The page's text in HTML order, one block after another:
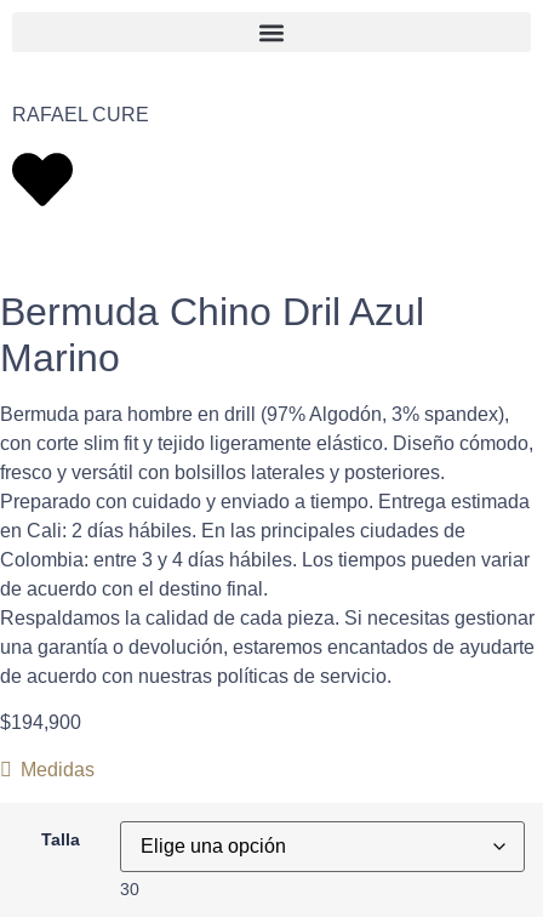
RAFAEL CURE
Bermuda Chino Dril Azul
Marino
Bermuda para hombre en drill (97% Algodón, 3% spandex),
con corte slim fit y tejido ligeramente elástico. Diseño cómodo,
fresco y versátil con bolsillos laterales y posteriores.
Preparado con cuidado y enviado a tiempo. Entrega estimada
en Cali: 2 días hábiles. En las principales ciudades de
Colombia: entre 3 y 4 días hábiles. Los tiempos pueden variar
de acuerdo con el destino final.
Respaldamos la calidad de cada pieza. Si necesitas gestionar
una garantía o devolución, estaremos encantados de ayudarte
de acuerdo con nuestras políticas de servicio.
$194,900
Medidas
Talla
30